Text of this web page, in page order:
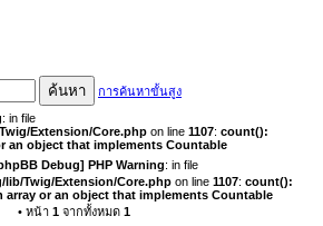
ค้นหา
การค้นหาขั้นสูง
: in file
Extension/Core.php on line 1107: count():
an object that implements Countable
Debug] PHP Warning: in file
Twig/Extension/Core.php on line 1107: count():
array or an object that implements Countable
• หน้า 1จากทั้งหมด 1